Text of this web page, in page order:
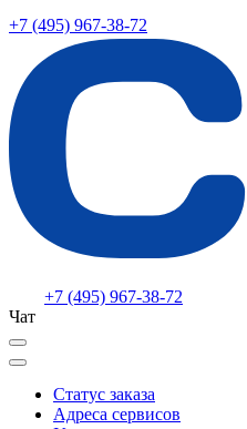
+7 (495) 967-38-72
+7 (495) 967-38-72
Чат
Статус заказа
Адреса сервисов